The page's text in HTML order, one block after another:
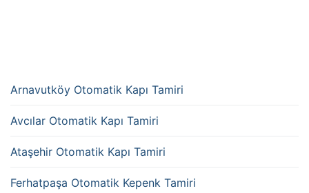
Arnavutköy Otomatik Kapı Tamiri
Avcılar Otomatik Kapı Tamiri
Ataşehir Otomatik Kapı Tamiri
Ferhatpaşa Otomatik Kepenk Tamiri